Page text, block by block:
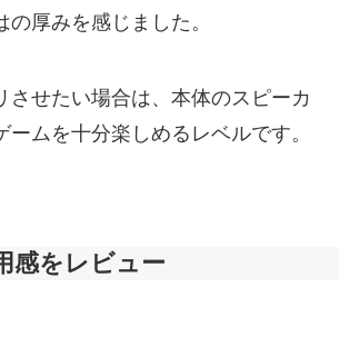
の厚みを感じました。
させたい場合は、本体のスピーカ
ームを十分楽しめるレベルです。
感をレビュー